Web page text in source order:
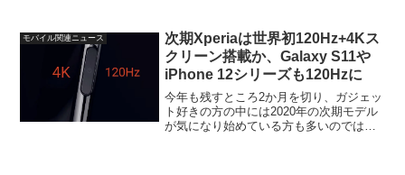
ッ...
モバイル関連ニュース
次期Xperiaは世界初120Hz+4Kス
クリーン搭載か、Galaxy S11や
iPhone 12シリーズも120Hzに
今年も残すところ2か月を切り、ガジェッ
ト好きの方の中には2020年の次期モデル
が気になり始めている方も多いのではな